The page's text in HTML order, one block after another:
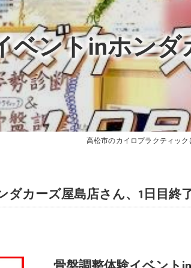
ベントinホン
高松市のカイロプラクティッ
カーズ屋島店さん、1日目終